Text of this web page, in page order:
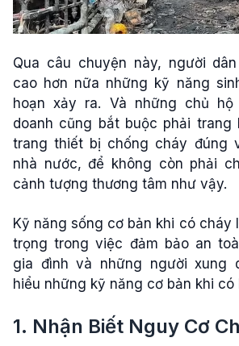
Qua câu chuyện này, người
cao hơn nữa những kỹ năng
hoạn xảy ra. Và những chủ
doanh cũng bắt buộc phải trang
trang thiết bị chống cháy đúng
nhà nước, để không còn phải
cảnh tượng thương tâm như vậy.
Kỹ năng sống cơ bản khi có cháy
trọng trong việc đảm bảo an
gia đình và những người xung
hiểu những kỹ năng cơ bản khi có
1. Nhận Biết Nguy Cơ